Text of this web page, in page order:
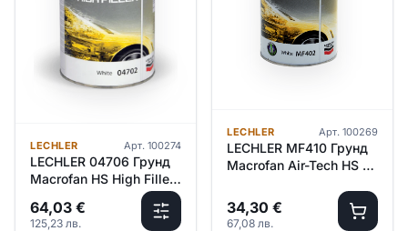
LECHLER Арт. 100274
LECHLER 04706 Грунд
Macrofan HS High Filler
64,03 €
125,23 лв.
LECHLER Арт. 100269
LECHLER MF410 Грунд
Macrofan Air-Tech HS /
34,30 €
67,08 лв.